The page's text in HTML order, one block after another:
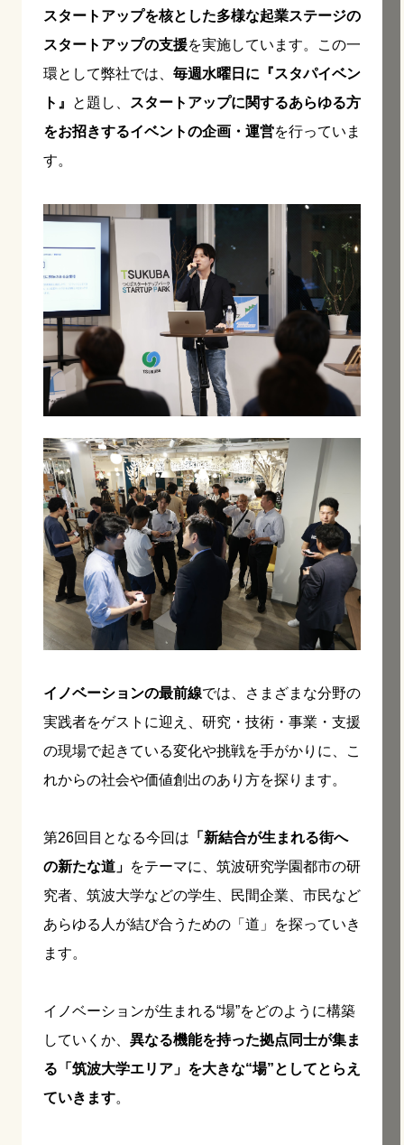
スタートアップを核とした多様な起業ステージの
スタートアップの支援を実施しています。この一
環として弊社では、 毎週水曜日に『スタパイベン
ト』
と題し、 スタートアップに関するあらゆる方
をお招きするイベントの企画・運営を行っていま
す。
イノベーションの最前線では、さまざまな分野の
実践者をゲストに迎え、研究・技術・事業・支援
の現場で起きている変化や挑戦を手がかりに、こ
れからの社会や価値創出のあり方を探ります。
第26回目となる今回は 「新結合が生まれる街へ
の新たな道」 をテーマに、筑波研究学園都市の研
究者、筑波大学などの学生、民間企業、市民など
あらゆる人が結び合うための「道」を探っていき
ます。
イノベーションが生まれる“場”をどのように構築
していくか、 異なる機能を持った拠点同士が集ま
る「筑波大学エリア」を大きな“場”としてとらえ
ていきます。